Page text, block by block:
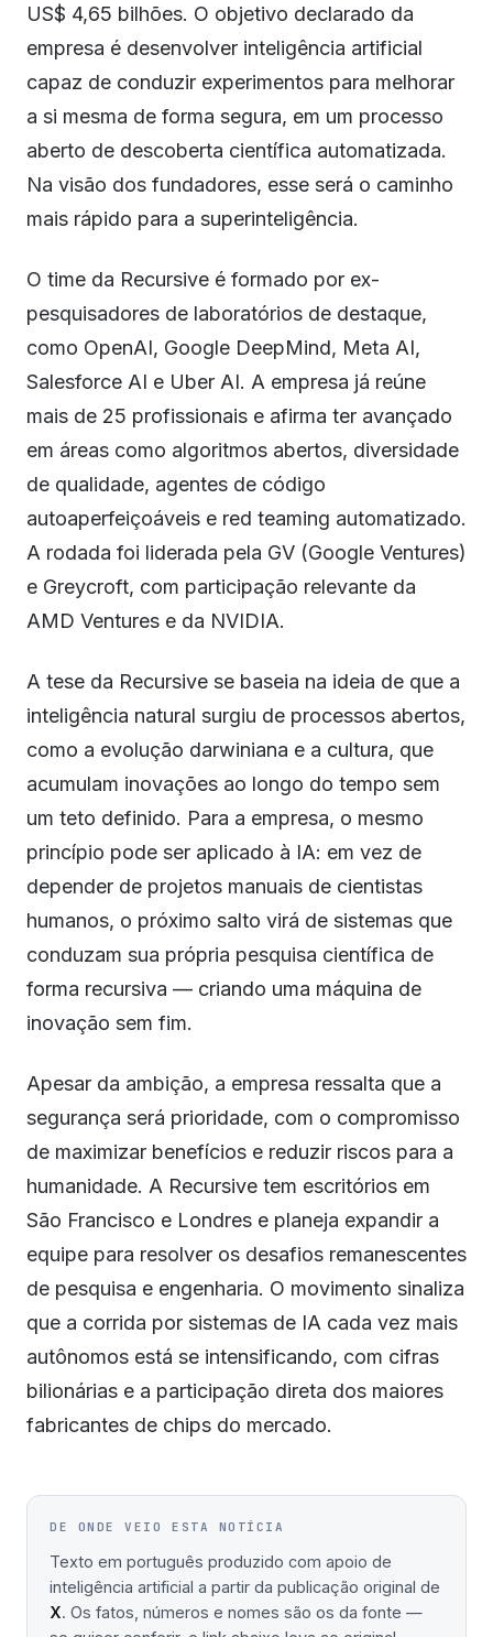
US$ 4,65 bilhões. O objetivo declarado da
empresa é desenvolver inteligência artificial
capaz de conduzir experimentos para melhorar
a si mesma de forma segura, em um processo
aberto de descoberta científica automatizada.
Na visão dos fundadores, esse será o caminho
mais rápido para a superinteligência.
O time da Recursive é formado por ex-
pesquisadores de laboratórios de destaque,
como OpenAI, Google DeepMind, Meta AI,
Salesforce AI e Uber AI. A empresa já reúne
mais de 25 profissionais e afirma ter avançado
em áreas como algoritmos abertos, diversidade
de qualidade, agentes de código
autoaperfeiçoáveis e red teaming automatizado.
A rodada foi liderada pela GV (Google Ventures)
e Greycroft, com participação relevante da
AMD Ventures e da NVIDIA.
A tese da Recursive se baseia na ideia de que a
inteligência natural surgiu de processos abertos,
como a evolução darwiniana e a cultura, que
acumulam inovações ao longo do tempo sem
um teto definido. Para a empresa, o mesmo
princípio pode ser aplicado à IA: em vez de
depender de projetos manuais de cientistas
humanos, o próximo salto virá de sistemas que
conduzam sua própria pesquisa científica de
forma recursiva — criando uma máquina de
inovação sem fim.
Apesar da ambição, a empresa ressalta que a
segurança será prioridade, com o compromisso
de maximizar benefícios e reduzir riscos para a
humanidade. A Recursive tem escritórios em
São Francisco e Londres e planeja expandir a
equipe para resolver os desafios remanescentes
de pesquisa e engenharia. O movimento sinaliza
que a corrida por sistemas de IA cada vez mais
autônomos está se intensificando, com cifras
bilionárias e a participação direta dos maiores
fabricantes de chips do mercado.
DE ONDE VEIO ESTA NOTÍCIA
Texto em português produzido com apoio de
inteligência artificial a partir da publicação original de
X. Os fatos, números e nomes são os da fonte —